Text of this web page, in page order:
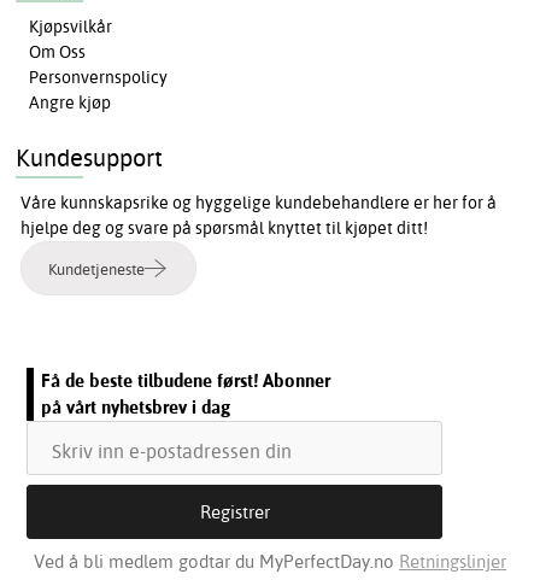
Kjøpsvilkår
Om Oss
Personvernspolicy
Angre kjøp
Kundesupport
Våre kunnskapsrike og hyggelige kundebehandlere er her for å
hjelpe deg og svare på spørsmål knyttet til kjøpet ditt!
Kundetjeneste
Få de beste tilbudene først! Abonner
på vårt nyhetsbrev i dag
Ved å bli medlem godtar du MyPerfectDay.no Retningslinjer